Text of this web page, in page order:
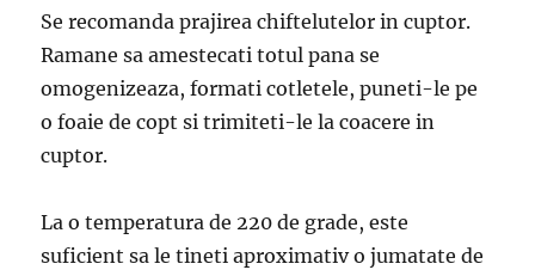
Se recomanda prajirea chiftelutelor in cuptor.
Ramane sa amestecati totul pana se
omogenizeaza, formati cotletele, puneti-le pe
o foaie de copt si trimiteti-le la coacere in
cuptor.
La o temperatura de 220 de grade, este
suficient sa le tineti aproximativ o jumatate de